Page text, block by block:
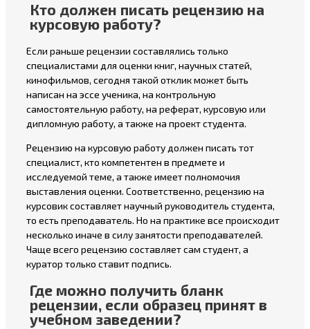
Кто должен писать рецензию на
курсовую работу?
Если раньше рецензии составлялись только
специалистами для оценки книг, научных статей,
кинофильмов, сегодня такой отклик может быть
написан на эссе ученика, на контрольную
самостоятельную работу, на реферат, курсовую или
дипломную работу, а также на проект студента.
Рецензию на курсовую работу должен писать тот
специалист, кто компетентен в предмете и
исследуемой теме, а также имеет полномочия
выставления оценки. Соответственно, рецензию на
курсовик составляет научный руководитель студента,
то есть преподаватель. Но на практике все происходит
несколько иначе в силу занятости преподавателей.
Чаще всего рецензию составляет сам студент, а
куратор только ставит подпись.
Где можно получить бланк
рецензии, если образец принят в
учебном заведении?